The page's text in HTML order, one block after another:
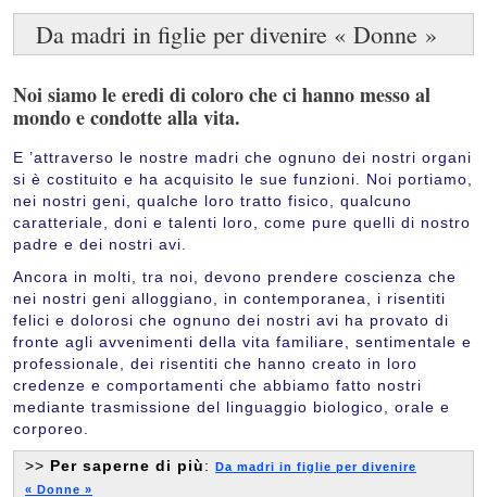
Da madri in figlie per divenire « Donne »
Noi siamo le eredi di coloro che ci hanno messo al
mondo e condotte alla vita.
E ’attraverso le nostre madri che ognuno dei nostri organi
si è costituito e ha acquisito le sue funzioni. Noi portiamo,
nei nostri geni, qualche loro tratto fisico, qualcuno
caratteriale, doni e talenti loro, come pure quelli di nostro
padre e dei nostri avi.
Ancora in molti, tra noi, devono prendere coscienza che
nei nostri geni alloggiano, in contemporanea, i risentiti
felici e dolorosi che ognuno dei nostri avi ha provato di
fronte agli avvenimenti della vita familiare, sentimentale e
professionale, dei risentiti che hanno creato in loro
credenze e comportamenti che abbiamo fatto nostri
mediante trasmissione del linguaggio biologico, orale e
corporeo.
>> Per saperne di più: Da madri in figlie per divenire
« Donne »